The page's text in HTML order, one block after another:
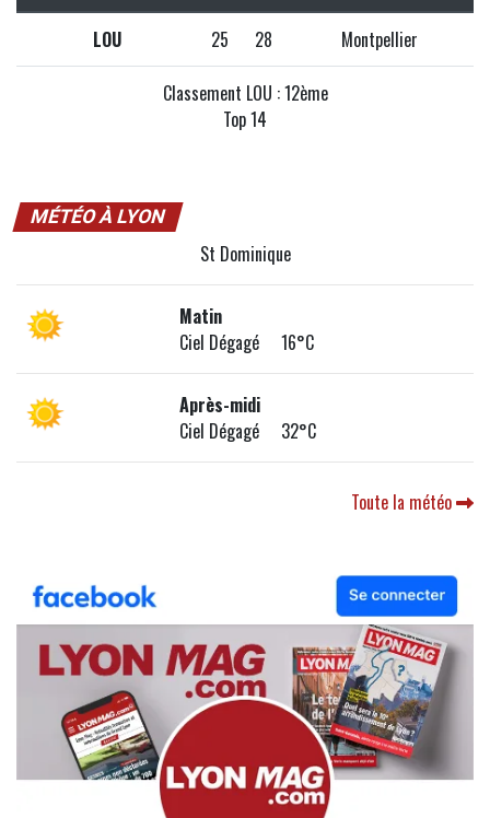
LOU 25 28 Montpellier
Classement LOU : 12ème
Top 14
MÉTÉO À LYON
St Dominique
Matin
Ciel Dégagé 16°C
Après-midi
Ciel Dégagé 32°C
Toute la météo